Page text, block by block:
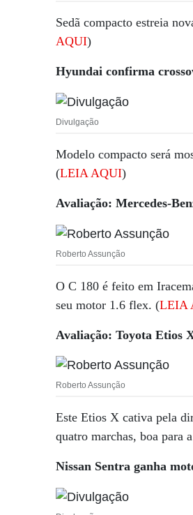
Sedã compacto estreia
AQUI)
Hyundai confirma
Divulgação
Modelo compacto será
(LEIA AQUI)
Avaliação: Mercedes-
Roberto Assunção
O C 180 é feito em
seu motor 1.6 flex. (LEIA
Avaliação: Toyota Etios
Roberto Assunção
Este Etios X cativa pela
quatro marchas, boa para
Nissan Sentra ganha